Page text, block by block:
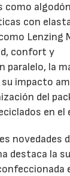
como
con
Lenzing
confort y
paralelo, la
su impacto
del
en el
novedades
destaca la